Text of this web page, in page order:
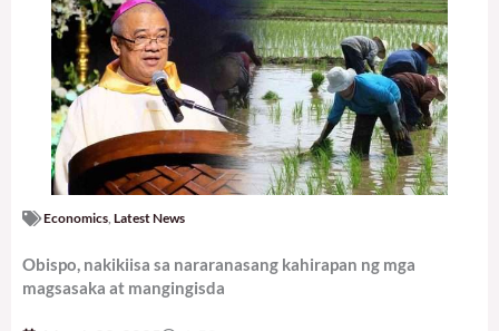
Economics Latest News
Obispo, nakikiisa sa nararanasang kahirapan ng mga
magsasaka at mangingisda